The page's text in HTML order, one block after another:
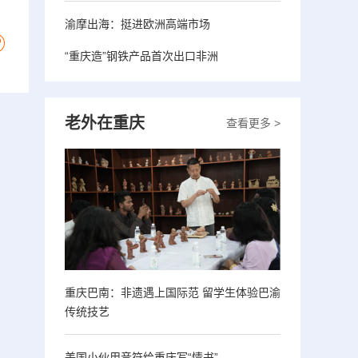
渝摩出海：挺进欧洲高端市场
“重庆造”钢铁产品首次出口非洲
查看更多 >
老外在重庆
重庆巴南：非遗遇上国际范 留学生体验巴渝
传统技艺